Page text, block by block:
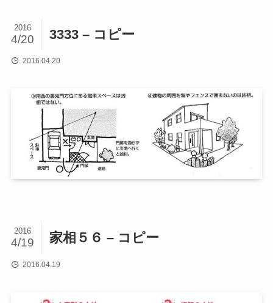
3333 – コピー
2016
4/20
2016.04.20
家相５６ – コピー
2016
4/19
2016.04.19